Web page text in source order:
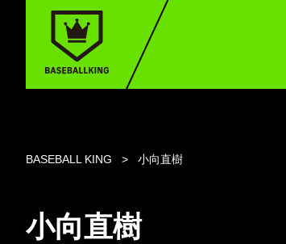
BASEBALL KING 小向直樹
小向直樹